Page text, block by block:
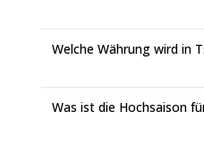
Welche Währung wird in
Was ist die Hochsaison